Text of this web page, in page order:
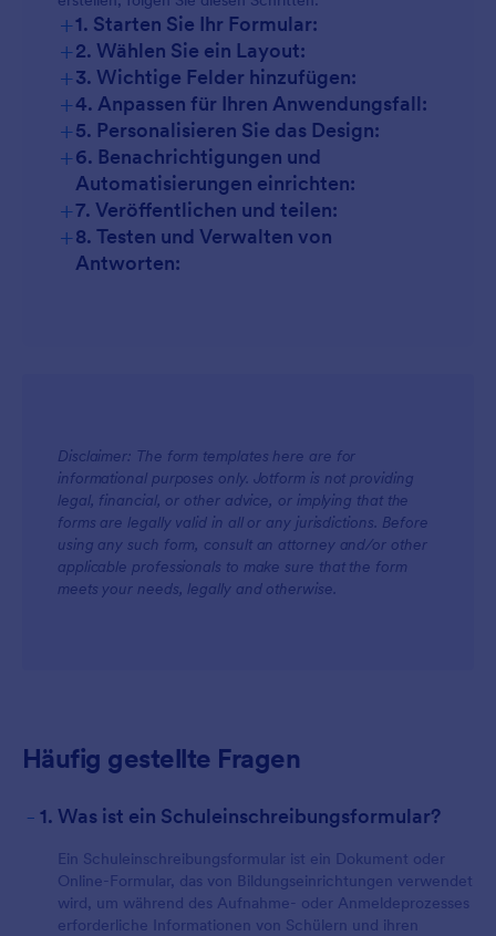
+1. Starten Sie Ihr Formular:
+2. Wählen Sie ein Layout:
+3. Wichtige Felder hinzufügen:
+4. Anpassen für Ihren Anwendungsfall:
+5. Personalisieren Sie das Design:
+6. Benachrichtigungen und
Automatisierungen einrichten:
+7. Veröffentlichen und teilen:
+8. Testen und Verwalten von
Antworten:
Disclaimer: The form templates here are for
informational purposes only. Jotform is not providing
legal, financial, or other advice, or implying that the
forms are legally valid in all or any jurisdictions. Before
using any such form, consult an attorney and/or other
applicable professionals to make sure that the form
meets your needs, legally and otherwise.
Häufig gestellte Fragen
- 1. Was ist ein Schuleinschreibungsformular?
Ein Schuleinschreibungsformular ist ein Dokument oder
Online-Formular, das von Bildungseinrichtungen verwendet
wird, um während des Aufnahme- oder Anmeldeprozesses
erforderliche Informationen von Schülern und ihren